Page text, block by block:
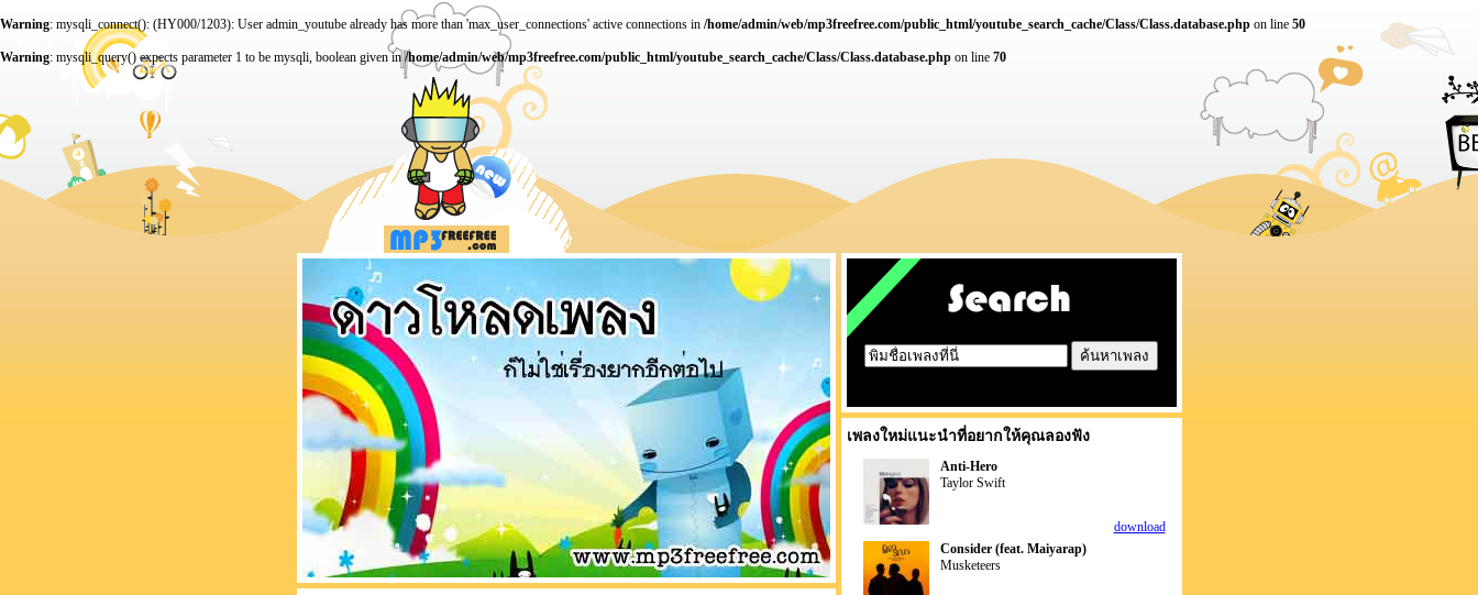
Warning: mysqli_connect(): (HY000/1203): User admin_youtube already has more than 'max_user_connections' active connections in /home/admin/web/mp3freefree.com/public_html/youtube_search_cache/Class/Class.database.php on line 50
Warning: mysqli_query() expects parameter 1 to be mysqli, boolean given in/home/admin/web/mp3freefree.com/public_html/youtube_search_cache/Class/Class.database.php on line 70
เพลงใหม่แนะนำที่อยากให้คุณลองฟัง
Anti-Hero
Taylor Swift
download
Consider (feat. Maiyarap)
Musketeers